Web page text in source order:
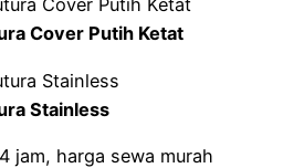
Cover Putih Ketat
Stainless
jam, harga sewa murah